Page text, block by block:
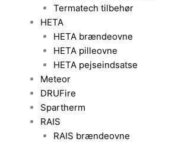
Termatech tilbehør
HETA
HETA brændeovne
HETA pilleovne
HETA pejseindsatse
Meteor
DRUFire
Spartherm
RAIS
RAIS brændeovne